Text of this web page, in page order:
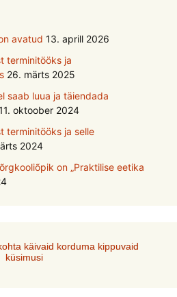
avatud 13. aprill 2026
terminitööks ja
26. märts 2025
saab luua ja täiendada
oktoober 2024
terminitööks ja selle
2024
on „Praktilise eetika
käivaid korduma kippuvaid
küsimusi